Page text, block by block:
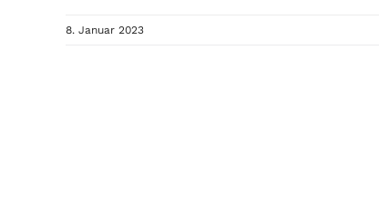
8. Januar 2023